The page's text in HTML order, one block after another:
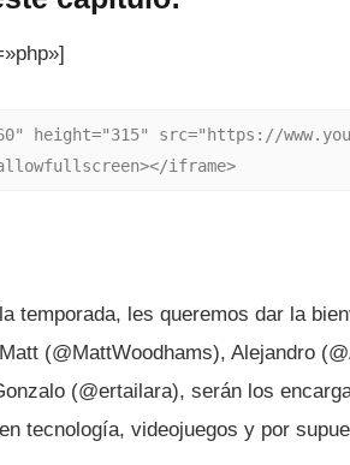
height="315" src="https://
iframe>
temporada, les queremos dar la
(@MattWoodhams), Alejandro
(@ertailara), serán los
tecnologí­a, videojuegos y por